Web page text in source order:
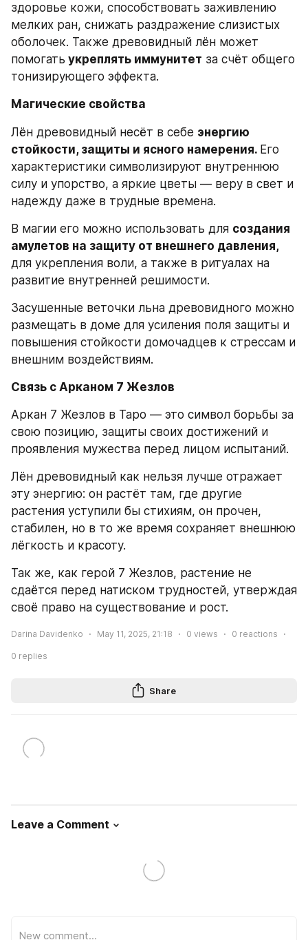
здоровье кожи, способствовать заживлению
мелких ран, снижать раздражение слизистых
оболочек. Также древовидный лён может
помогать укреплять иммунитет за счёт общего
тонизирующего эффекта.
Магические свойства
Лён древовидный несёт в себе энергию
стойкости, защиты и ясного намерения. Его
характеристики символизируют внутреннюю
силу и упорство, а яркие цветы — веру в свет и
надежду даже в трудные времена.
В магии его можно использовать для создания
амулетов на защиту от внешнего давления,
для укрепления воли, а также в ритуалах на
развитие внутренней решимости.
Засушенные веточки льна древовидного можно
размещать в доме для усиления поля защиты и
повышения стойкости домочадцев к стрессам и
внешним воздействиям.
Связь с Арканом 7 Жезлов
Аркан 7 Жезлов в Таро — это символ борьбы за
свою позицию, защиты своих достижений и
проявления мужества перед лицом испытаний.
Лён древовидный как нельзя лучше отражает
эту энергию: он растёт там, где другие
растения уступили бы стихиям, он прочен,
стабилен, но в то же время сохраняет внешнюю
лёгкость и красоту.
Так же, как герой 7 Жезлов, растение не
сдаётся перед натиском трудностей, утверждая
своё право на существование и рост.
Darina Davidenko May 11, 2025, 21:18 0 views 0 reactions
0 replies
Share
Leave a Comment